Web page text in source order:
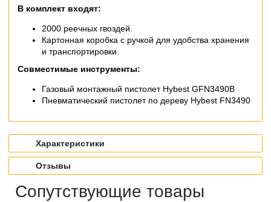
В комплект входят:
2000 реечных гвоздей.
Картонная коробка с ручкой для удобства хранения
и транспортировки.
Совместимые инструменты:
Газовый монтажный пистолет Hybest GFN3490B
Пневматический пистолет по дереву Hybest FN3490
Характеристики
Отзывы
Сопутствующие товары